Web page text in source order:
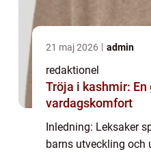
21 maj 2026 admin
redaktionel
Tröja i kashmir:
vardagskomfort
Inledning: Leksaker
barns utveckling och